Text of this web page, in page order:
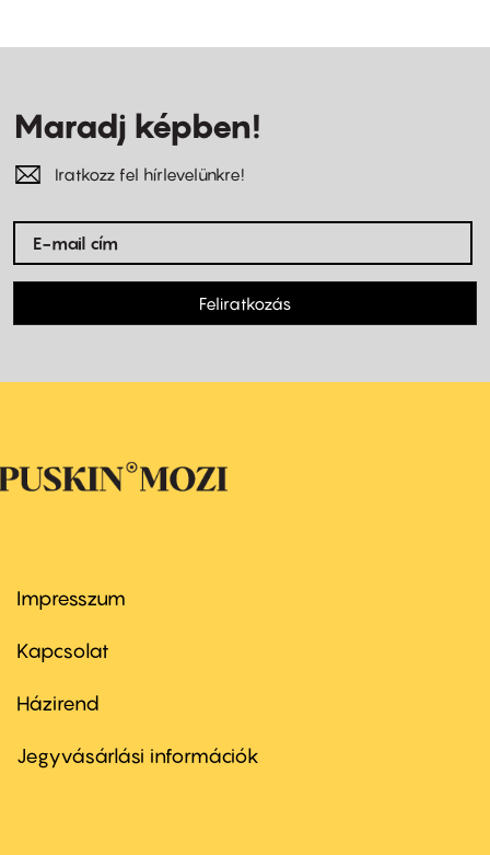
Maradj képben!
Iratkozz fel hírlevelünkre!
Feliratkozás
Footer
first
Impresszum
Kapcsolat
Footer
second
Házirend
Jegyvásárlási információk